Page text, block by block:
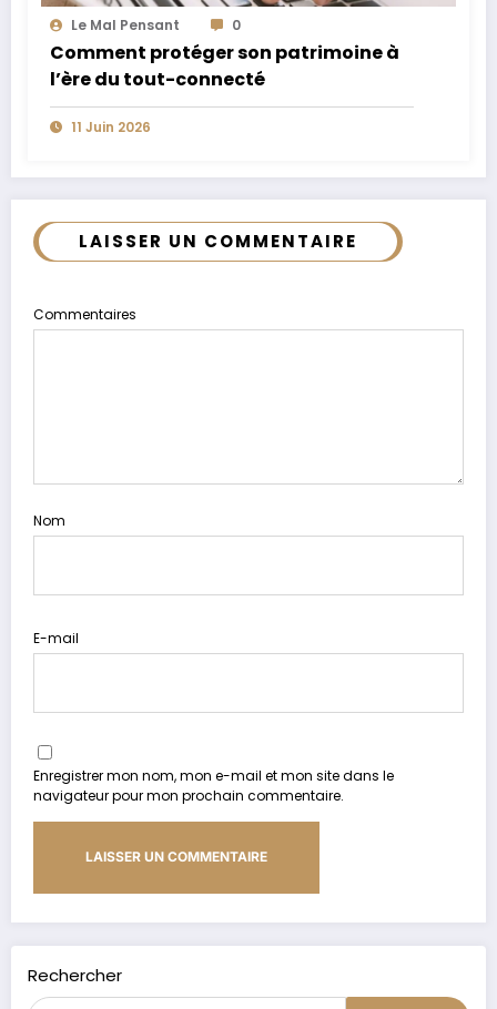
Le Mal Pensant 0
Comment protéger son patrimoine à
l’ère du tout-connecté
11 Juin 2026
LAISSER UN COMMENTAIRE
Commentaires
Nom
E-mail
Enregistrer mon nom, mon e-mail et mon site dans le
navigateur pour mon prochain commentaire.
Rechercher